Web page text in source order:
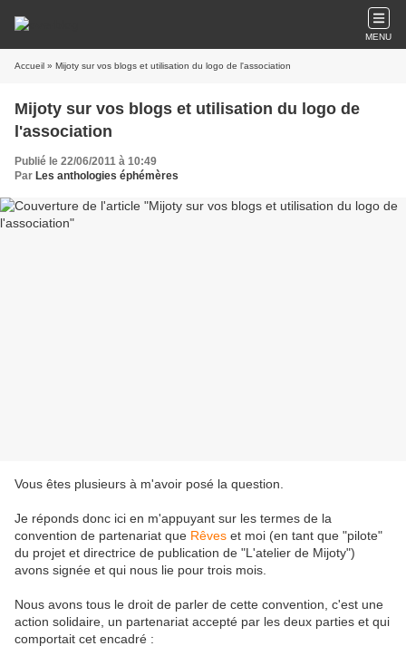
MENU
Accueil » Mijoty sur vos blogs et utilisation du logo de l'association
Mijoty sur vos blogs et utilisation du logo de
l'association
Publié le 22/06/2011 à 10:49
Par Les anthologies éphémères
Vous êtes plusieurs à m'avoir posé la question.
Je réponds donc ici en m'appuyant sur les termes de la
convention de partenariat que Rêves et moi (en tant que "pilote"
du projet et directrice de publication de "L'atelier de Mijoty")
avons signée et qui nous lie pour trois mois.
Nous avons tous le droit de parler de cette convention, c'est une
action solidaire, un partenariat accepté par les deux parties et qui
comportait cet encadré :